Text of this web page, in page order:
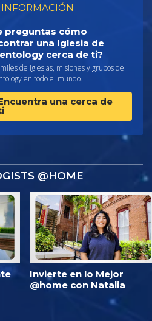
preguntas cómo
una Iglesia de
cerca de ti?
de Iglesias, misiones y grupos de
en todo el mundo.
una cerca de
@HOME
Invierte en lo Mejor
@home con Natalia